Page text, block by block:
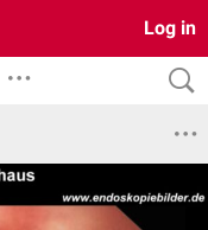
Log in